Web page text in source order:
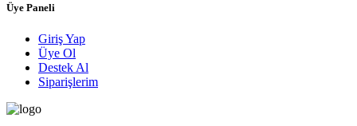
Üye Paneli
Giriş Yap
Üye Ol
Destek Al
Siparişlerim